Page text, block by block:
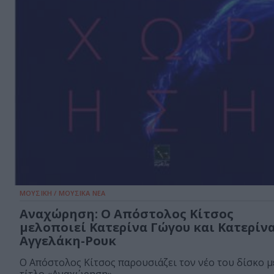
ΜΟΥΣΙΚΗ / ΜΟΥΣΙΚΑ ΝΕΑ
Αναχώρηση: Ο Απόστολος Κίτσος
μελοποιεί Κατερίνα Γώγου και
Αγγελάκη-Ρουκ
Ο Απόστολος Κίτσος παρουσιάζει τον νέο του δίσκο